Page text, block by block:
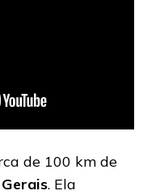
de 100 km de
. Ela